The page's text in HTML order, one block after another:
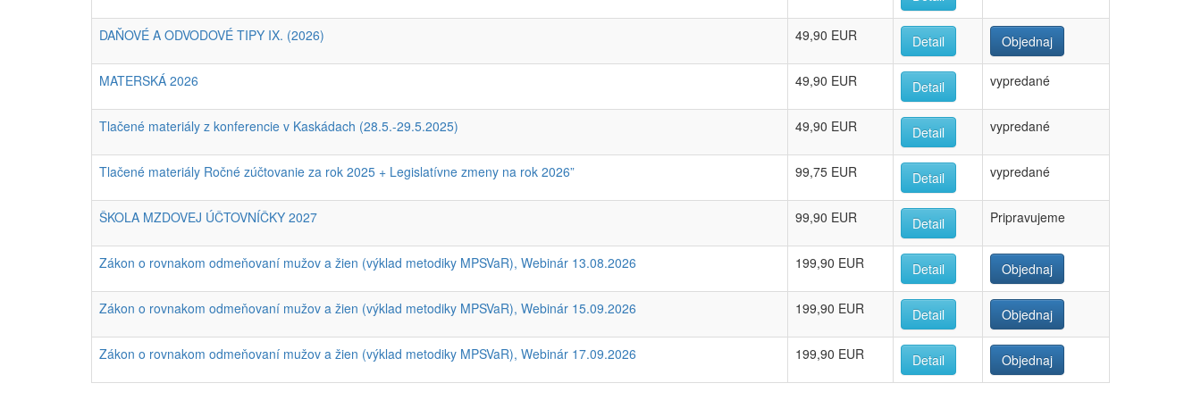
DAŇOVÉ A ODVODOVÉ TIPY IX. (2026) 49,90 EUR Detail Objednaj
MATERSKÁ 2026 49,90 EUR Detail vypredané
Tlačené materiály z konferencie v Kaskádach (28.5.-29.5.2025) 49,90 EUR Detail vypredané
Tlačené materiály Ročné zúčtovanie za rok 2025 + Legislatívne zmeny na rok 2026” 99,75 EUR Detail vypredané
ŠKOLA MZDOVEJ ÚČTOVNÍČKY 2027 99,90 EUR Detail Pripravujeme
Zákon o rovnakom odmeňovaní mužov a žien (výklad metodiky MPSVaR), Webinár 13.08.2026 199,90 EUR Detail Objednaj
Zákon o rovnakom odmeňovaní mužov a žien (výklad metodiky MPSVaR), Webinár 15.09.2026 199,90 EUR Detail Objednaj
Zákon o rovnakom odmeňovaní mužov a žien (výklad metodiky MPSVaR), Webinár 17.09.2026 199,90 EUR Detail Objednaj